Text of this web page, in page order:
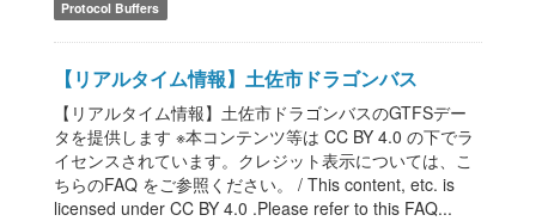
Protocol Buffers
【リアルタイム情報】土佐市ドラゴンバス
【リアルタイム情報】土佐市ドラゴンバスのGTFSデー
タを提供します ※本コンテンツ等は CC BY 4.0 の下でラ
イセンスされています。クレジット表示については、こ
ちらのFAQ をご参照ください。 / This content, etc. is
licensed under CC BY 4.0 .Please refer to this FAQ...